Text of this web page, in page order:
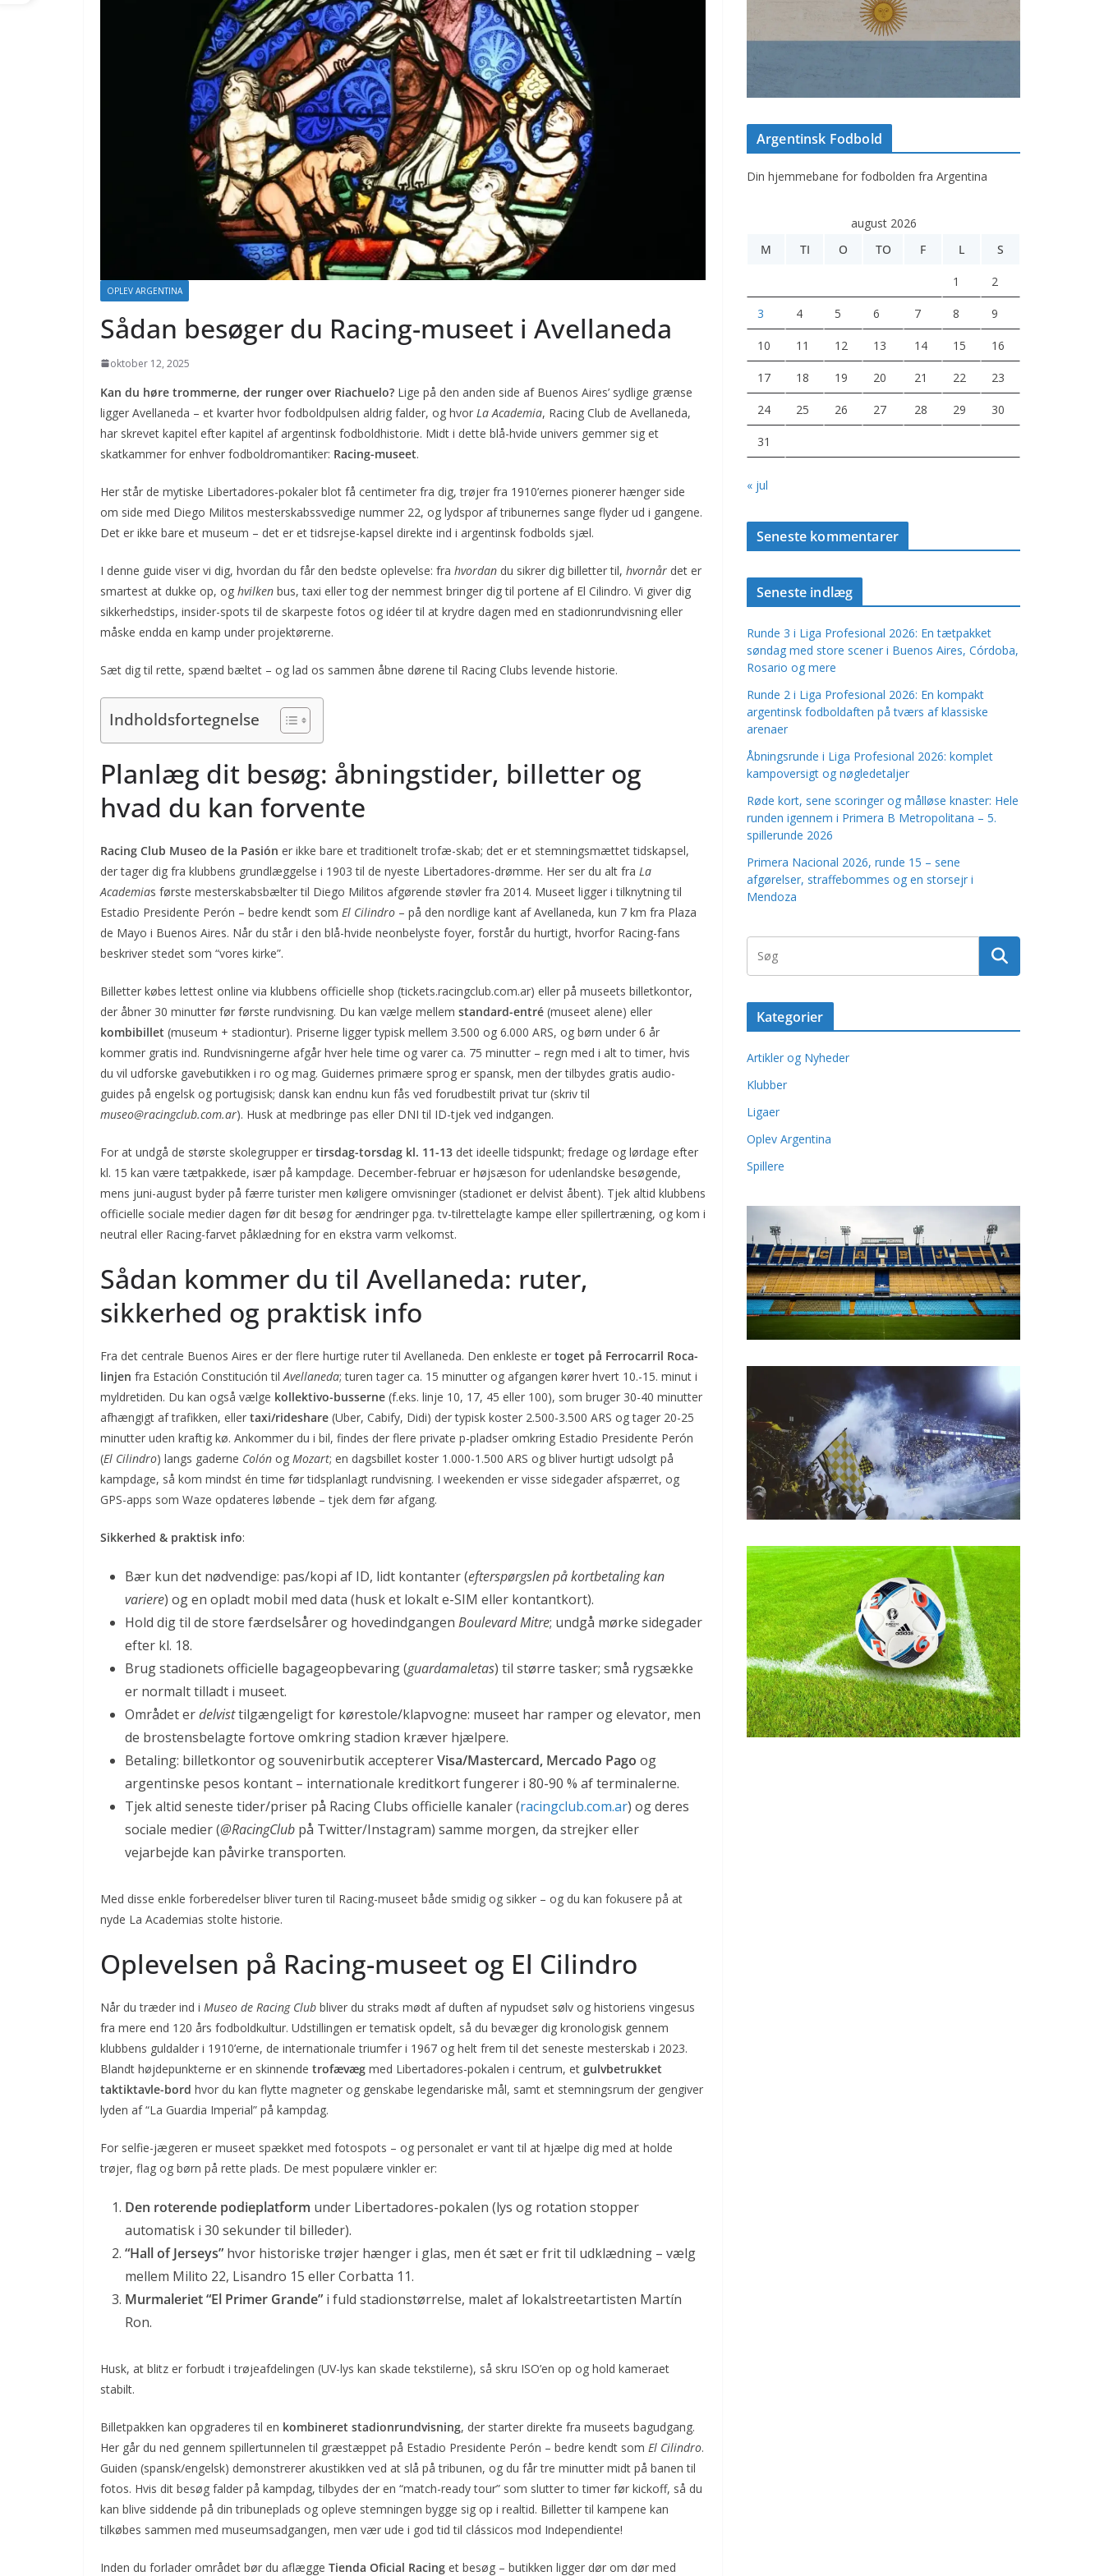
OPLEV ARGENTINA
Sådan besøger du Racing-museet i Avellaneda
oktober 12, 2025
Kan du høre trommerne, der runger over Riachuelo? Lige på den anden side af Buenos Aires’ sydlige grænse
ligger Avellaneda – et kvarter hvor fodboldpulsen aldrig falder, og hvor La Academia, Racing Club de Avellaneda,
har skrevet kapitel efter kapitel af argentinsk fodboldhistorie. Midt i dette blå-hvide univers gemmer sig et
skatkammer for enhver fodboldromantiker: Racing-museet.
Her står de mytiske Libertadores-pokaler blot få centimeter fra dig, trøjer fra 1910’ernes pionerer hænger side
om side med Diego Militos mesterskabssvedige nummer 22, og lydspor af tribunernes sange flyder ud i gangene.
Det er ikke bare et museum – det er et tidsrejse-kapsel direkte ind i argentinsk fodbolds sjæl.
I denne guide viser vi dig, hvordan du får den bedste oplevelse: fra hvordan du sikrer dig billetter til, hvornår det er
smartest at dukke op, og hvilken bus, taxi eller tog der nemmest bringer dig til portene af El Cilindro. Vi giver dig
sikkerhedstips, insider-spots til de skarpeste fotos og idéer til at krydre dagen med en stadionrundvisning eller
måske endda en kamp under projektørerne.
Sæt dig til rette, spænd bæltet – og lad os sammen åbne dørene til Racing Clubs levende historie.
Indholdsfortegnelse
Planlæg dit besøg: åbningstider, billetter og
hvad du kan forvente
Racing Club Museo de la Pasión er ikke bare et traditionelt trofæ-skab; det er et stemningsmættet tidskapsel,
der tager dig fra klubbens grundlæggelse i 1903 til de nyeste Libertadores-drømme. Her ser du alt fra La
Academias første mesterskabsbælter til Diego Militos afgørende støvler fra 2014. Museet ligger i tilknytning til
Estadio Presidente Perón – bedre kendt som El Cilindro – på den nordlige kant af Avellaneda, kun 7 km fra Plaza
de Mayo i Buenos Aires. Når du står i den blå-hvide neonbelyste foyer, forstår du hurtigt, hvorfor Racing-fans
beskriver stedet som “vores kirke”.
Billetter købes lettest online via klubbens officielle shop (tickets.racingclub.com.ar) eller på museets billetkontor,
der åbner 30 minutter før første rundvisning. Du kan vælge mellem standard-entré (museet alene) eller
kombibillet (museum + stadiontur). Priserne ligger typisk mellem 3.500 og 6.000 ARS, og børn under 6 år
kommer gratis ind. Rundvisningerne afgår hver hele time og varer ca. 75 minutter – regn med i alt to timer, hvis
du vil udforske gavebutikken i ro og mag. Guidernes primære sprog er spansk, men der tilbydes gratis audio-
guides på engelsk og portugisisk; dansk kan endnu kun fås ved forudbestilt privat tur (skriv til
museo@racingclub.com.ar). Husk at medbringe pas eller DNI til ID-tjek ved indgangen.
For at undgå de største skolegrupper er tirsdag-torsdag kl. 11-13 det ideelle tidspunkt; fredage og lørdage efter
kl. 15 kan være tætpakkede, især på kampdage. December-februar er højsæson for udenlandske besøgende,
mens juni-august byder på færre turister men køligere omvisninger (stadionet er delvist åbent). Tjek altid klubbens
officielle sociale medier dagen før dit besøg for ændringer pga. tv-tilrettelagte kampe eller spillertræning, og kom i
neutral eller Racing-farvet påklædning for en ekstra varm velkomst.
Sådan kommer du til Avellaneda: ruter,
sikkerhed og praktisk info
Fra det centrale Buenos Aires er der flere hurtige ruter til Avellaneda. Den enkleste er toget på Ferrocarril Roca-
linjen fra Estación Constitución tilAvellaneda; turen tager ca. 15 minutter og afgangen kører hvert 10.-15. minut i
myldretiden. Du kan også vælge kollektivo-busserne (f.eks. linje 10, 17, 45 eller 100), som bruger 30-40 minutter
afhængigt af trafikken, eller taxi/rideshare (Uber, Cabify, Didi) der typisk koster 2.500-3.500 ARS og tager 20-25
minutter uden kraftig kø. Ankommer du i bil, findes der flere private p-pladser omkring Estadio Presidente Perón
(El Cilindro) langs gaderne Colón og Mozart; en dagsbillet koster 1.000-1.500 ARS og bliver hurtigt udsolgt på
kampdage, så kom mindst én time før tids­planlagt rundvisning. I weekenden er visse sidegader afspærret, og
GPS-apps som Waze opdateres løbende – tjek dem før afgang.
Sikkerhed & praktisk info:
Bær kun det nødvendige: pas/kopi af ID, lidt kontanter (efterspørgslen på kortbetaling kan
variere) og en opladt mobil med data (husk et lokalt e-SIM eller kontantkort).
Hold dig til de store færdselsårer og hovedindgangen Boulevard Mitre; undgå mørke sidegader
efter kl. 18.
Brug stadionets officielle bagageopbevaring (guardamaletas) til større tasker; små rygsække
er normalt tilladt i museet.
Området erdelvisttilgængeligt for kørestole/klapvogne: museet har ramper og elevator, men
de brostensbelagte fortove omkring stadion kræver hjælpere.
Betaling: billetkontor og souvenirbutik acceptererVisa/Mastercard, Mercado Pago og
argentinske pesos kontant – internationale kreditkort fungerer i 80-90 % af terminalerne.
Tjek altid seneste tider/priser på Racing Clubs officielle kanaler (racingclub.com.ar) og deres
sociale medier (@RacingClub på Twitter/Instagram) samme morgen, da strejker eller
vejarbejde kan påvirke transporten.
Med disse enkle forberedelser bliver turen til Racing-museet både smidig og sikker – og du kan fokusere på at
nyde La Academias stolte historie.
Oplevelsen på Racing-museet og El Cilindro
Når du træder ind i Museo de Racing Club bliver du straks mødt af duften af nypudset sølv og historiens vingesus
fra mere end 120 års fodboldkultur. Udstillingen er tematisk opdelt, så du bevæger dig kronologisk gennem
klubbens guldalder i 1910’erne, de internationale triumfer i 1967 og helt frem til det seneste mesterskab i 2023.
Blandt højdepunkterne er en skinnende trofævæg med Libertadores-pokalen i centrum, et gulvbetrukket
taktiktavle-bord hvor du kan flytte magneter og genskabe legendariske mål, samt et stemningsrum der gengiver
lyden af “La Guardia Imperial” på kampdag.
For selfie-jægeren er museet spækket med fotospots – og personalet er vant til at hjælpe dig med at holde
trøjer, flag og børn på rette plads. De mest populære vinkler er:
Den roterende podieplatform under Libertadores-pokalen (lys og rotation stopper
automatisk i 30 sekunder til billeder).
“Hall of Jerseys” hvor historiske trøjer hænger i glas, men ét sæt er frit til udklædning – vælg
mellem Milito 22, Lisandro 15 eller Corbatta 11.
Murmaleriet “El Primer Grande” i fuld stadionstørrelse, malet af lokalstreetartisten Martín
Ron.
Husk, at blitz er forbudt i trøjeafdelingen (UV-lys kan skade tekstilerne), så skru ISO’en op og hold kameraet
stabilt.
Billetpakken kan opgraderes til en kombineret stadionrundvisning, der starter direkte fra museets bagudgang.
Her går du ned gennem spillertunnelen til græstæppet på Estadio Presidente Perón – bedre kendt som El Cilindro.
Guiden (spansk/engelsk) demonstrerer akustikken ved at slå på tribunen, og du får tre minutter midt på banen til
fotos. Hvis dit besøg falder på kampdag, tilbydes der en “match-ready tour” som slutter to timer før kickoff, så du
kan blive siddende på din tribuneplads og opleve stemningen bygge sig op i realtid. Billetter til kampene kan
tilkøbes sammen med museumsadgangen, men vær ude i god tid til clássicos mod Independiente!
Inden du forlader området bør du aflægge Tienda Oficial Racing et besøg – butikken ligger dør om dør med
Argentinsk Fodbold
Din hjemmebane for fodbolden fra Argentina
august 2026
M
TI O TO F L S
1 2
3 4 5 6 7 8 9
10 11 12 13 14 15 16
17 18 19 20 21 22 23
24 25 26 27 28 29 30
31
« jul
Seneste kommentarer
Seneste indlæg
Runde 3 i Liga Profesional 2026: En tætpakket
søndag med store scener i Buenos Aires, Córdoba,
Rosario og mere
Runde 2 i Liga Profesional 2026: En kompakt
argentinsk fodboldaften på tværs af klassiske
arenaer
Åbningsrunde i Liga Profesional 2026: komplet
kampoversigt og nøgledetaljer
Røde kort, sene scoringer og målløse knaster: Hele
runden igennem i Primera B Metropolitana – 5.
spillerunde 2026
Primera Nacional 2026, runde 15 – sene
afgørelser, straffebommes og en storsejr i
Mendoza
Kategorier
Artikler og Nyheder
Klubber
Ligaer
Oplev Argentina
Spillere